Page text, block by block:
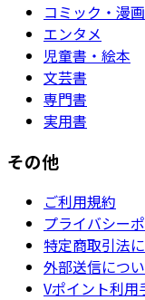
コミック・漫画
エンタメ
児童書・絵本
文芸書
専門書
実用書
その他
ご利用規約
プライバシー
特定商取引法
外部送信につ
Vポイント利用